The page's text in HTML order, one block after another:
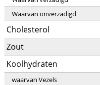
Waarvan onverzadigd
Cholesterol
Zout
Koolhydraten
waarvan Vezels